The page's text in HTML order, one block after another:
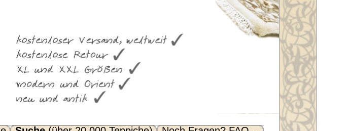
Noch Fragen? FAQ...